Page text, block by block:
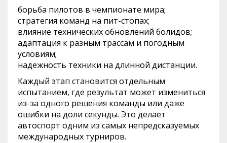
борьба пилотов в чемпионате мира;
стратегия команд на пит-стопах;
влияние технических обновлений болидов;
адаптация к разным трассам и погодным
условиям;
надежность техники на длинной дистанции.
Каждый этап становится отдельным
испытанием, где результат может измениться
из-за одного решения команды или даже
ошибки на доли секунды. Это делает
автоспорт одним из самых непредсказуемых
международных турниров.